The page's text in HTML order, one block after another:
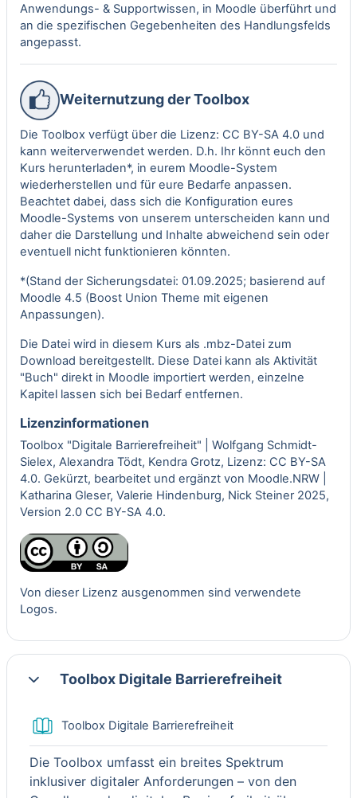
Anwendungs- & Supportwissen, in Moodle überführt und
an die spezifischen Gegebenheiten des Handlungsfelds
angepasst.
Weiternutzung der Toolbox
Die Toolbox verfügt über die Lizenz: CC BY-SA 4.0 und
kann weiterverwendet werden. D.h. Ihr könnt euch den
Kurs herunterladen*, in eurem Moodle-System
wiederherstellen und für eure Bedarfe anpassen.
Beachtet dabei, dass sich die Konfiguration eures
Moodle-Systems von unserem unterscheiden kann und
daher die Darstellung und Inhalte abweichend sein oder
eventuell nicht funktionieren könnten.
*(Stand der Sicherungsdatei: 01.09.2025; basierend auf
Moodle 4.5 (Boost Union Theme mit eigenen
Anpassungen).
Die Datei wird in diesem Kurs als .mbz-Datei zum
Download bereitgestellt. Diese Datei kann als Aktivität
"Buch" direkt in Moodle importiert werden, einzelne
Kapitel lassen sich bei Bedarf entfernen.
Lizenzinformationen
Toolbox "Digitale Barrierefreiheit" | Wolfgang Schmidt-
Sielex, Alexandra Tödt, Kendra Grotz, Lizenz: CC BY-SA
4.0. Gekürzt, bearbeitet und ergänzt von Moodle.NRW
Katharina Gleser, Valerie Hindenburg, Nick Steiner 2025,
Version 2.0 CC BY-SA 4.0.
Von dieser Lizenz ausgenommen sind verwendete
Logos.
EinklappenToolbox Digitale Barrierefreiheit
Toolbox Digitale BarrierefreiheitBuch
Die Toolbox umfasst ein breites Spektrum
inklusiver digitaler Anforderungen – von den